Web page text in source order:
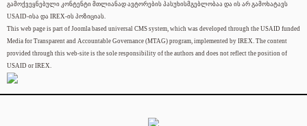
გამოქვეყნებული კონტენტი მთლიანად ავტორების პასუხისმგებლობაა და ის არ გამოხატავს
USAID-ისა და IREX-ის პოზიციას.
This web page is part of Joomla based universal CMS system, which was developed through the USAID funded
Media for Transparent and Accountable Governance (MTAG) program, implemented by IREX. The content
provided through this web-site is the sole responsibility of the authors and does not reflect the position of
USAID or IREX.